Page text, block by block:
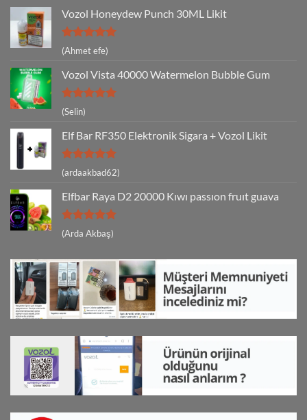
Vozol Honeydew Punch 30ML Likit
5 üzerinden
5
(Ahmet efe)
Vozol Vista 40000 Watermelon Bubble Gum
5 üzerinden
5
oy aldı
(Selin)
Elf Bar RF350 Elektronik Sigara + Vozol Likit
5 üzerinden
5
(ardaakbad62)
Elfbar Raya D2 20000 Kıwı passıon fruıt guava
5 üzerinden
5
(Arda Akbaş)